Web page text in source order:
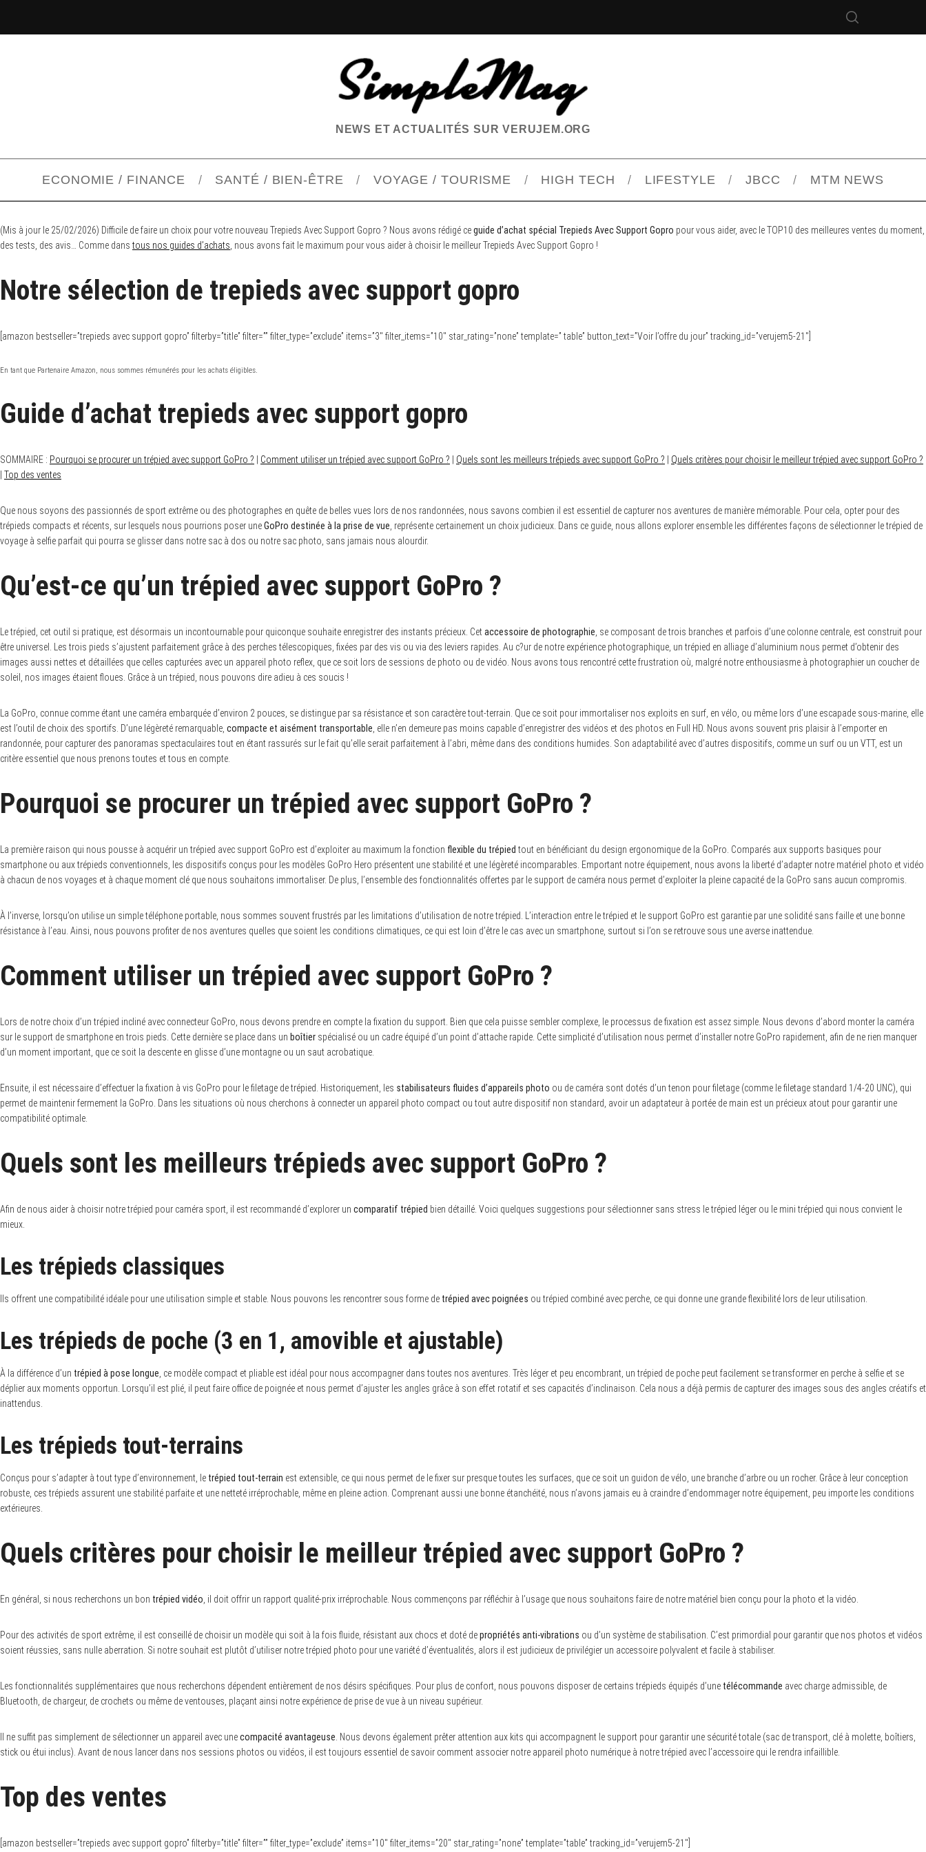
NEWS ET ACTUALITÉS SUR VERUJEM.ORG
ECONOMIE / FINANCE SANTÉ / BIEN-ÊTRE VOYAGE / TOURISME HIGH TECH LIFESTYLE JBCC MTM NEWS
(Mis à jour le 25/02/2026) Difficile de faire un choix pour votre nouveau Trepieds Avec Support Gopro ? Nous avons rédigé ceguide d’achat spécial Trepieds Avec Support Gopro pour vous aider, avec le TOP10 des meilleures ventes du moment,
des tests, des avis… Comme dans tous nos guides d’achats , nous avons fait le maximum pour vous aider à choisir le meilleur Trepieds Avec Support Gopro !
Notre sélection de trepieds avec support gopro
[amazon bestseller=”trepieds avec support gopro” filterby=”title” filter=”” filter_type=”exclude” items=”3″ filter_items=”10″ star_rating=”none” template=” table” button_text=”Voir l’offre du jour” tracking_id=”verujem5-21″]
En tant que Partenaire Amazon, nous sommes rémunérés pour les achats éligibles.
Guide d’achat trepieds avec support gopro
SOMMAIRE : Pourquoi se procurer un trépied avec support GoPro ? Comment utiliser un trépied avec support GoPro ? Quels sont les meilleurs trépieds avec support GoPro ?
Quels critères pour choisir le meilleur trépied avec support GoPro ?
Top des ventes
Que nous soyons des passionnés de sport extrême ou des photographes en quête de belles vues lors de nos randonnées, nous savons combien il est essentiel de capturer nos aventures de manière mémorable. Pour cela, opter pour des
trépieds compacts et récents, sur lesquels nous pourrions poser uneGoPro destinée à la prise de vue , représente certainement un choix judicieux. Dans ce guide, nous allons explorer ensemble les différentes façons de sélectionner le trépied de
voyage à selfie parfait qui pourra se glisser dans notre sac à dos ou notre sac photo, sans jamais nous alourdir.
Qu’est-ce qu’un trépied avec support GoPro ?
Le trépied, cet outil si pratique, est désormais un incontournable pour quiconque souhaite enregistrer des instants précieux. Cetaccessoire de photographie , se composant de trois branches et parfois d’une colonne centrale, est construit pour
être universel. Les trois pieds s’ajustent parfaitement grâce à des perches télescopiques, fixées par des vis ou via des leviers rapides. Au c?ur de notre expérience photographique, un trépied en alliage d’aluminium nous permet d’obtenir des
images aussi nettes et détaillées que celles capturées avec un appareil photo reflex, que ce soit lors de sessions de photo ou de vidéo. Nous avons tous rencontré cette frustration où, malgré notre enthousiasme à photographier un coucher de
soleil, nos images étaient floues. Grâce à un trépied, nous pouvons dire adieu à ces soucis !
La GoPro, connue comme étant une caméra embarquée d’environ 2 pouces, se distingue par sa résistance et son caractère tout-terrain. Que ce soit pour immortaliser nos exploits en surf, en vélo, ou même lors d’une escapade sous-marine, elle
est l’outil de choix des sportifs. D’une légèreté remarquable, compacte et aisément transportable , elle n’en demeure pas moins capable d’enregistrer des vidéos et des photos en Full HD. Nous avons souvent pris plaisir à l’emporter en
randonnée, pour capturer des panoramas spectaculaires tout en étant rassurés sur le fait qu’elle serait parfaitement à l’abri, même dans des conditions humides. Son adaptabilité avec d’autres dispositifs, comme un surf ou un VTT, est un
critère essentiel que nous prenons toutes et tous en compte.
Pourquoi se procurer un trépied avec support GoPro ?
La première raison qui nous pousse à acquérir un trépied avec support GoPro est d’exploiter au maximum la fonction flexible du trépied tout en bénéficiant du design ergonomique de la GoPro. Comparés aux supports basiques pour
smartphone ou aux trépieds conventionnels, les dispositifs conçus pour les modèles GoPro Hero présentent une stabilité et une légèreté incomparables. Emportant notre équipement, nous avons la liberté d’adapter notre matériel photo et vidéo
à chacun de nos voyages et à chaque moment clé que nous souhaitons immortaliser. De plus, l’ensemble des fonctionnalités offertes par le support de caméra nous permet d’exploiter la pleine capacité de la GoPro sans aucun compromis.
À l’inverse, lorsqu’on utilise un simple téléphone portable, nous sommes souvent frustrés par les limitations d’utilisation de notre trépied. L’interaction entre le trépied et le support GoPro est garantie par une solidité sans faille et une bonne
résistance à l’eau. Ainsi, nous pouvons profiter de nos aventures quelles que soient les conditions climatiques, ce qui est loin d’être le cas avec un smartphone, surtout si l’on se retrouve sous une averse inattendue.
Comment utiliser un trépied avec support GoPro ?
Lors de notre choix d’un trépied incliné avec connecteur GoPro, nous devons prendre en compte la fixation du support. Bien que cela puisse sembler complexe, le processus de fixation est assez simple. Nous devons d’abord monter la caméra
sur le support de smartphone en trois pieds. Cette dernière se place dans un boîtier spécialisé ou un cadre équipé d’un point d’attache rapide. Cette simplicité d’utilisation nous permet d’installer notre GoPro rapidement, afin de ne rien manquer
d’un moment important, que ce soit la descente en glisse d’une montagne ou un saut acrobatique.
Ensuite, il est nécessaire d’effectuer la fixation à vis GoPro pour le filetage de trépied. Historiquement, les stabilisateurs fluides d’appareils photo ou de caméra sont dotés d’un tenon pour filetage (comme le filetage standard 1/4-20 UNC), qui
permet de maintenir fermement la GoPro. Dans les situations où nous cherchons à connecter un appareil photo compact ou tout autre dispositif non standard, avoir un adaptateur à portée de main est un précieux atout pour garantir une
compatibilité optimale.
Quels sont les meilleurs trépieds avec support GoPro ?
Afin de nous aider à choisir notre trépied pour caméra sport, il est recommandé d’explorer un comparatif trépied bien détaillé. Voici quelques suggestions pour sélectionner sans stress le trépied léger ou le mini trépied qui nous convient le
mieux.
Les trépieds classiques
Ils offrent une compatibilité idéale pour une utilisation simple et stable. Nous pouvons les rencontrer sous forme de trépied avec poignées ou trépied combiné avec perche, ce qui donne une grande flexibilité lors de leur utilisation.
Les trépieds de poche (3 en 1, amovible et ajustable)
À la différence d’un trépied à pose longue , ce modèle compact et pliable est idéal pour nous accompagner dans toutes nos aventures. Très léger et peu encombrant, un trépied de poche peut facilement se transformer en perche à selfie et se
déplier aux moments opportun. Lorsqu’il est plié, il peut faire office de poignée et nous permet d’ajuster les angles grâce à son effet rotatif et ses capacités d’inclinaison. Cela nous a déjà permis de capturer des images sous des angles créatifs et
inattendus.
Les trépieds tout-terrains
Conçus pour s’adapter à tout type d’environnement, le trépied tout-terrain est extensible, ce qui nous permet de le fixer sur presque toutes les surfaces, que ce soit un guidon de vélo, une branche d’arbre ou un rocher. Grâce à leur conception
robuste, ces trépieds assurent une stabilité parfaite et une netteté irréprochable, même en pleine action. Comprenant aussi une bonne étanchéité, nous n’avons jamais eu à craindre d’endommager notre équipement, peu importe les conditions
extérieures.
Quels critères pour choisir le meilleur trépied avec support GoPro ?
En général, si nous recherchons un bon trépied vidéo , il doit offrir un rapport qualité-prix irréprochable. Nous commençons par réfléchir à l’usage que nous souhaitons faire de notre matériel bien conçu pour la photo et la vidéo.
Pour des activités de sport extrême, il est conseillé de choisir un modèle qui soit à la fois fluide, résistant aux chocs et doté depropriétés anti-vibrations ou d’un système de stabilisation. C’est primordial pour garantir que nos photos et vidéos
soient réussies, sans nulle aberration. Si notre souhait est plutôt d’utiliser notre trépied photo pour une variété d’éventualités, alors il est judicieux de privilégier un accessoire polyvalent et facile à stabiliser.
Les fonctionnalités supplémentaires que nous recherchons dépendent entièrement de nos désirs spécifiques. Pour plus de confort, nous pouvons disposer de certains trépieds équipés d’une télécommande avec charge admissible, de
Bluetooth, de chargeur, de crochets ou même de ventouses, plaçant ainsi notre expérience de prise de vue à un niveau supérieur.
Il ne suffit pas simplement de sélectionner un appareil avec unecompacité avantageuse . Nous devons également prêter attention aux kits qui accompagnent le support pour garantir une sécurité totale (sac de transport, clé à molette, boîtiers,
stick ou étui inclus). Avant de nous lancer dans nos sessions photos ou vidéos, il est toujours essentiel de savoir comment associer notre appareil photo numérique à notre trépied avec l’accessoire qui le rendra infaillible.
Top des ventes
[amazon bestseller=”trepieds avec support gopro” filterby=”title” filter=”” filter_type=”exclude” items=”10″ filter_items=”20″ star_rating=”none” template=”table” tracking_id=”verujem5-21″]
S
r
c
r